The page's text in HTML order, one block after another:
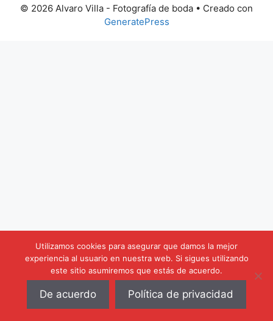
© 2026 Alvaro Villa - Fotografía de boda • Creado con
GeneratePress
Utilizamos cookies para asegurar que damos la mejor
experiencia al usuario en nuestra web. Si sigues utilizando
este sitio asumiremos que estás de acuerdo.
De acuerdo Política de privacidad